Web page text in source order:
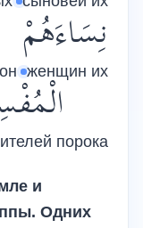
نِسَاءَهُمْ
женщин их
порока
и
Одних